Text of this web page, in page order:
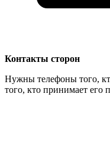
Контакты сторон
Нужны телефоны того,
того, кто принимает